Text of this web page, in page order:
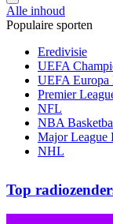
Alle inhoud
Populaire sporten
Eredivisie
UEFA
UEFA Europa
Premier
NFL
NBA
Major League
NHL
Top